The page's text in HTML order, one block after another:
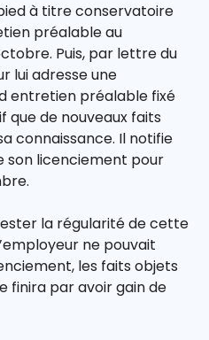
à titre conservatoire
préalable au
Puis, par lettre du
lui adresse une
entretien préalable fixé
que de nouveaux faits
connaissance. Il notifie
son licenciement pour
la régularité de cette
ne pouvait
les faits objets
finira par avoir gain de